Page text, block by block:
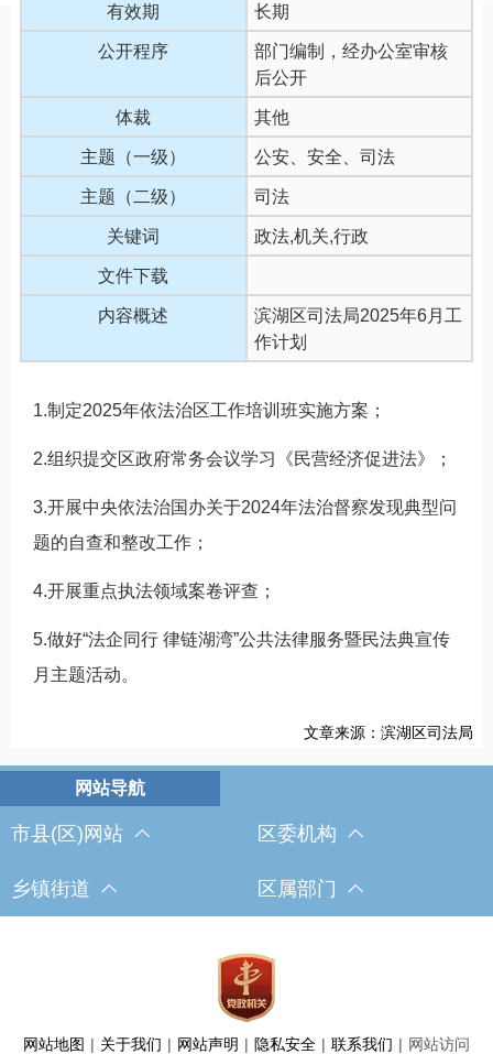
有效期 长期
公开程序
部门编制，经办公室审核
后公开
体裁 其他
主题（一级） 公安、安全、司法
主题（二级） 司法
关键词 政法,机关,行政
文件下载
内容概述
滨湖区司法局2025年6月工
作计划
1.制定2025年依法治区工作培训班实施方案；
2.组织提交区政府常务会议学习《民营经济促进法》；
3.开展中央依法治国办关于2024年法治督察发现典型问
题的自查和整改工作；
4.开展重点执法领域案卷评查；
5.做好“法企同行 律链湖湾”公共法律服务暨民法典宣传
月主题活动。
文章来源：滨湖区司法局
市县(区)网站 区委机构
乡镇街道 区属部门
网站地图 | 关于我们 | 网站声明 | 隐私安全 | 联系我们 | 网站访问